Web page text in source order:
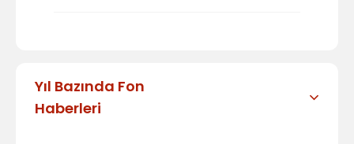
Yıl Bazında Fon
Haberleri